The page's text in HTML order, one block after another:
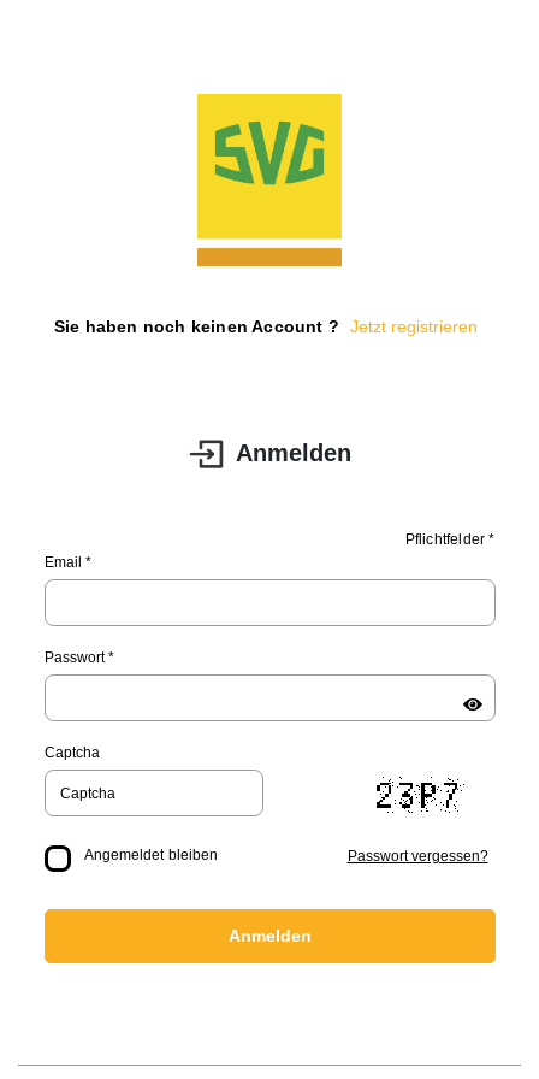
Sie haben noch keinen Account ? Jetzt registrieren
Anmelden
Pflichtfelder *
Email *
Passwort *
Captcha
Angemeldet bleiben Passwort vergessen?
Anmelden